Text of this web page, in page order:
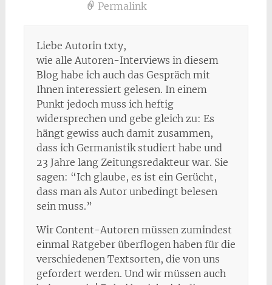
Permalink
Liebe Autorin txty,
wie alle Autoren-Interviews in diesem
Blog habe ich auch das Gespräch mit
Ihnen interessiert gelesen. In einem
Punkt jedoch muss ich heftig
widersprechen und gebe gleich zu: Es
hängt gewiss auch damit zusammen,
dass ich Germanistik studiert habe und
23 Jahre lang Zeitungsredakteur war. Sie
sagen: “Ich glaube, es ist ein Gerücht,
dass man als Autor unbedingt belesen
sein muss.”
Wir Content-Autoren müssen zumindest
einmal Ratgeber überflogen haben für die
verschiedenen Textsorten, die von uns
gefordert werden. Und wir müssen auch